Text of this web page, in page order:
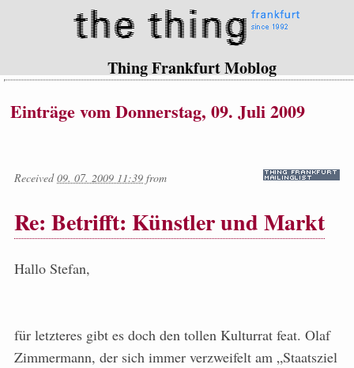
Thing Frankfurt Moblog
Einträge vom Donnerstag, 09. Juli 2009
Received09. 07. 2009 11:39 from
Re: Betrifft: Künstler und Markt
Hallo Stefan,
für letzteres gibt es doch den tollen Kulturrat feat. Olaf
Zimmermann, der sich immer verzweifelt am „Staatsziel